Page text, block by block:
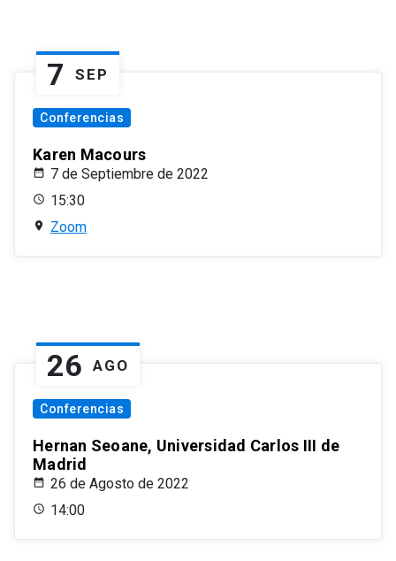
7 SEP
Conferencias
Karen Macours
7 de Septiembre de 2022
15:30
Zoom
26 AGO
Conferencias
Hernan Seoane, Universidad Carlos III de
Madrid
26 de Agosto de 2022
14:00